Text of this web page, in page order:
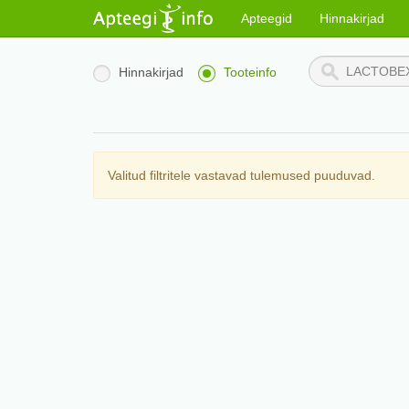
Apteegid Hinnakirjad
Hinnakirjad Tooteinfo
Valitud filtritele vastavad tulemused puuduvad.